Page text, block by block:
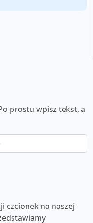
prostu wpisz tekst, a
czcionek na naszej